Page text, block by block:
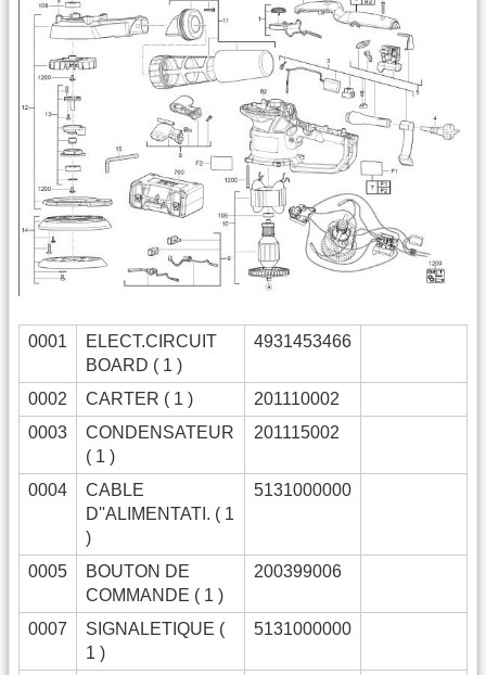
0001
ELECT.CIRCUIT
BOARD ( 1 )
4931453466
0002 CARTER ( 1 )
201110002
0003
CONDENSATEUR
( 1 )
201115002
0004
CABLE
D''ALIMENTATI. ( 1
)
5131000000
0005
BOUTON DE
COMMANDE ( 1 )
200399006
0007
SIGNALETIQUE (
1 )
5131000000